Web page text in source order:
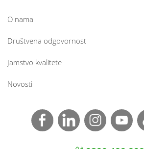
O nama
Društvena odgovornost
Jamstvo kvalitete
Novosti